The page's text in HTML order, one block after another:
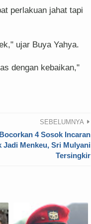
perlakuan jahat tapi
ujar Buya Yahya.
dengan kebaikan,"
SEBELUMNYA
4 Sosok Incaran
Jadi Menkeu, Sri Mulyani
Tersingkir